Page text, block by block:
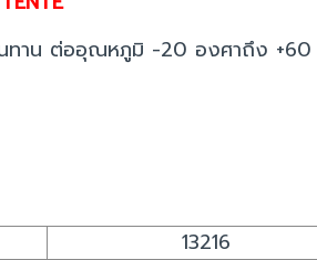
าน ต่ออุณหภูมิ -20 องศาถึง +60
13216